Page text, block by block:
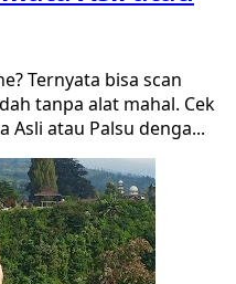
Ternyata bisa scan
tanpa alat mahal. Cek
Asli atau Palsu denga...